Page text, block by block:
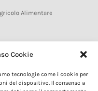
Cookie
tecnologie come i cookie per
del dispositivo. Il consenso a
Alimentare